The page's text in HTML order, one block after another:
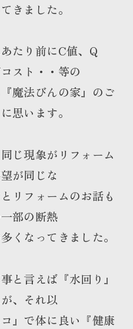
きました。
たり前にC値、Q
スト・・等の
魔法びんの家』のご
思います。
じ現象がリフォーム
が同じな
リフォームのお話も
部の断熱
くなってきました。
と言えば『水回り』
、それ以
』で体に良い『健康